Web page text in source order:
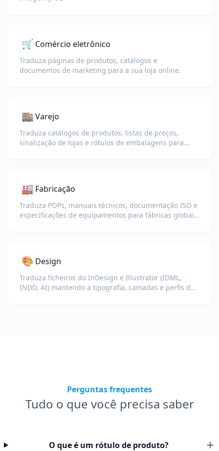
🛒 Comércio eletrônico
Traduza páginas de produtos, catálogos e
documentos de marketing para a sua loja online.
🏬Varejo
Traduza catálogos de produtos, listas de preços,
sinalização de lojas e rótulos de embalagens para
🏭 Fabricação
Traduza POPs, manuais técnicos, documentação ISO e
especificações de equipamentos para fábricas globais
🎨 Design
Traduza ficheiros do InDesign e Illustrator (IDML,
INDD, AI) mantendo a tipografia, camadas e perfis de
Perguntas frequentes
Tudo o que você precisa saber
O que é um rótulo de produto?